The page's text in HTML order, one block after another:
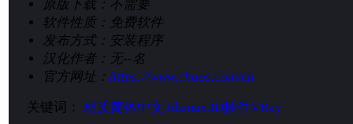
原版下载： 不需要
软件性质： 免费软件
发布方式： 安装程序
汉化作者： 无--名
官方网址： https://www.chaos.com/cn
关键词： 材质简体中文3dsmax3D插件VRay